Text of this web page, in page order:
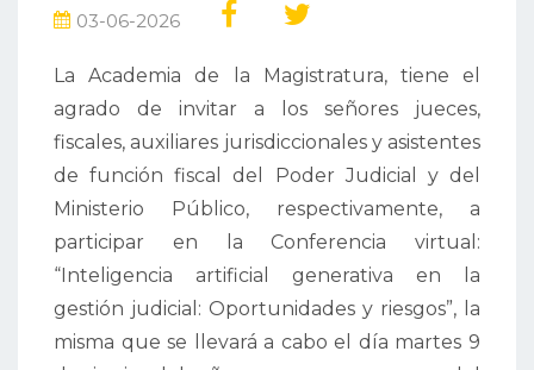
03-06-2026
La Academia de la Magistratura, tiene el
agrado de invitar a los señores jueces,
fiscales, auxiliares jurisdiccionales y asistentes
de función fiscal del Poder Judicial y del
Ministerio Público, respectivamente, a
participar en la Conferencia virtual:
“Inteligencia artificial generativa en la
gestión judicial: Oportunidades y riesgos”, la
misma que se llevará a cabo el día martes 9